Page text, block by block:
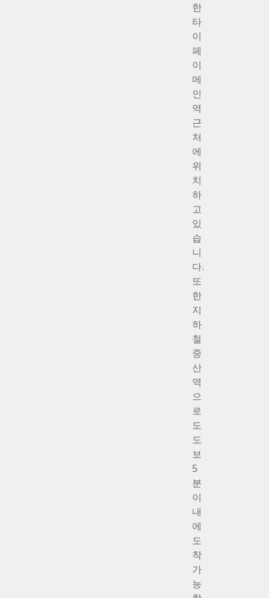
한
타
이
페
이
메
인
역
근
처
에
위
치
하
고
있
습
니
다.
또
한
지
하
철
중
산
역
으
로
도
도
보
5
분
이
내
에
도
착
가
능